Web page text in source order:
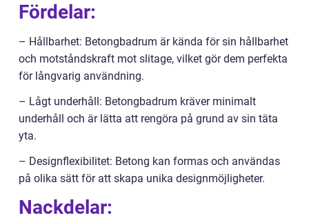
Fördelar:
– Hållbarhet: Betongbadrum är kända för sin hållbarhet
och motståndskraft mot slitage, vilket gör dem perfekta
för långvarig användning.
– Lågt underhåll: Betongbadrum kräver minimalt
underhåll och är lätta att rengöra på grund av sin täta
yta.
– Designflexibilitet: Betong kan formas och användas
på olika sätt för att skapa unika designmöjligheter.
Nackdelar: